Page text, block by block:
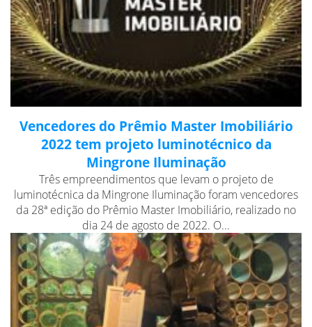
Vencedores do Prêmio Master Imobiliário
2022 tem projeto luminotécnico da
Mingrone Iluminação
Três empreendimentos que levam o projeto de
luminotécnica da Mingrone Iluminação foram vencedores
da 28ª edição do Prêmio Master Imobiliário, realizado no
dia 24 de agosto de 2022. O...